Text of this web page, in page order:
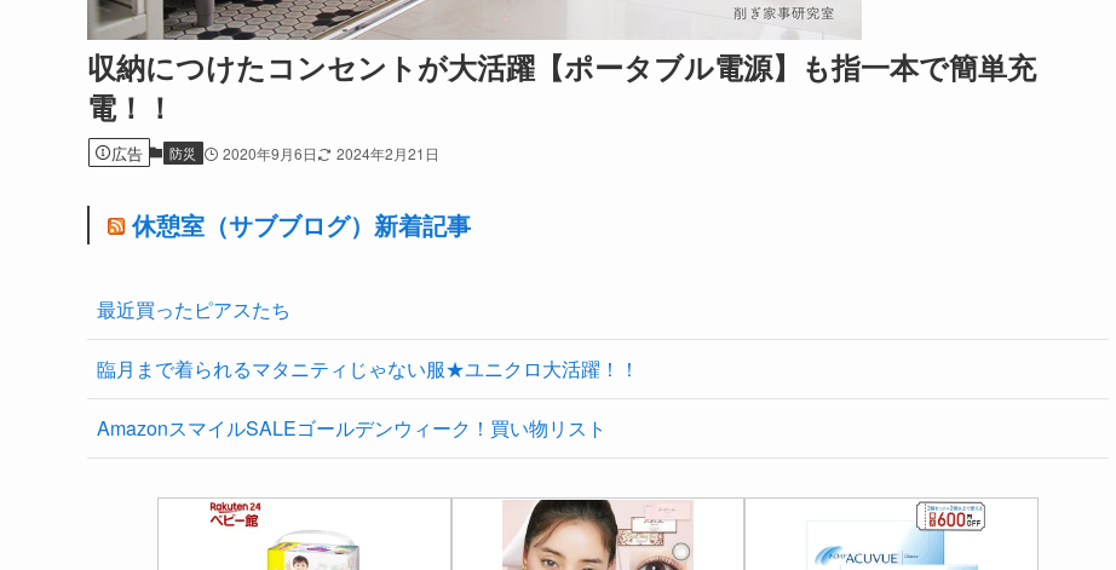
収納につけたコンセントが大活躍【ポータブル電源】も指一本で簡単充
電！！
広告 防災 2020年9月6日 2024年2月21日
休憩室（サブブログ）新着記事
最近買ったピアスたち
臨月まで着られるマタニティじゃない服★ユニクロ大活躍！！
AmazonスマイルSALEゴールデンウィーク！買い物リスト